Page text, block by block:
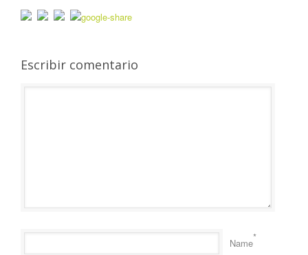
Escribir comentario
Name*